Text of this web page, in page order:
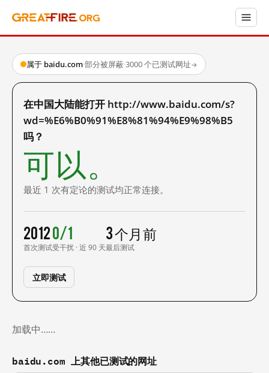
属于 baidu.com·部分被屏蔽·3000 个已测试网址→
在中国大陆能打开 http://www.baidu.com/s?
wd=%E6%B0%91%E8%81%94%E9%98%B5
吗？
可以。
最近 1 次有定论的测试均正常连接。
2012
首次测试
0/1
受干扰 · 近 90 天
3 个月前
最后测试
立即测试
加载中……
baidu.com 上其他已测试的网址